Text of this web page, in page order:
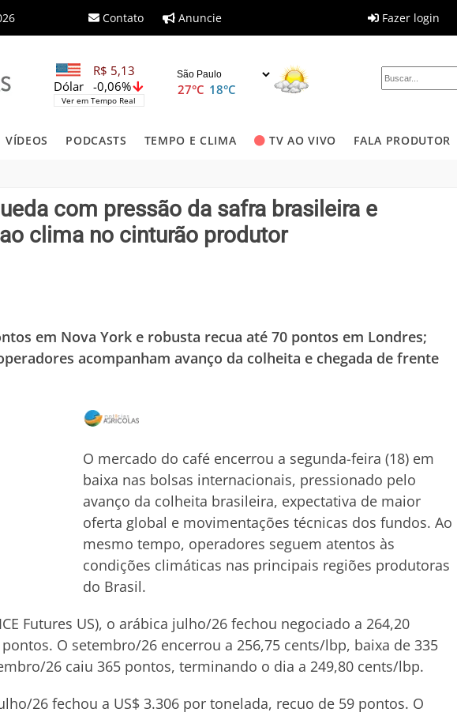
Contato Anuncie Fazer login
R$ 5,13
-0,06%
Dólar
Ver em Tempo Real
27°C 18°C
VÍDEOS PODCASTS TEMPO E CLIMA TV AO VIVO FALA PRODUTOR
com pressão da safra brasileira e
clima no cinturão produtor
em Nova York e robusta recua até 70 pontos em Londres;
acompanham avanço da colheita e chegada de frente
O mercado do café encerrou a segunda-feira (18) em
baixa nas bolsas internacionais, pressionado pelo
avanço da colheita brasileira, expectativa de maior
oferta global e movimentações técnicas dos fundos. Ao
mesmo tempo, operadores seguem atentos às
condições climáticas nas principais regiões produtoras
do Brasil.
Futures US), o arábica julho/26 fechou negociado a 264,20
O setembro/26 encerrou a 256,75 cents/lbp, baixa de 335
26 caiu 365 pontos, terminando o dia a 249,80 cents/lbp.
26 fechou a US$ 3.306 por tonelada, recuo de 59 pontos. O